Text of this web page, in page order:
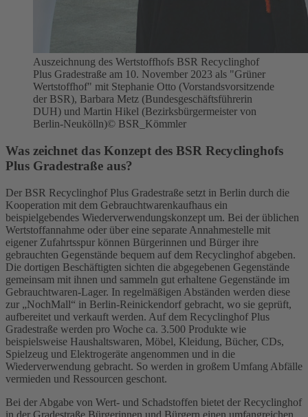
Auszeichnung des Wertstoffhofs BSR Recyclinghof
Plus Gradestraße am 10. November 2023 als "Grüner
Wertstoffhof" mit Stephanie Otto (Vorstandsvorsitzende
der BSR), Barbara Metz (Bundesgeschäftsführerin
DUH) und Martin Hikel (Bezirksbürgermeister von
Berlin-Neukölln)© BSR_Kömmler
Was zeichnet das Konzept des BSR Recyclinghofs
Plus Gradestraße aus?
Der BSR Recyclinghof Plus Gradestraße setzt in Berlin durch die
Kooperation mit dem Gebrauchtwarenkaufhaus ein
beispielgebendes Wiederverwendungskonzept um. Bei der üblichen
Wertstoffannahme oder über eine separate Annahmestelle mit
eigener Zufahrtsspur können Bürgerinnen und Bürger ihre
gebrauchten Gegenstände bequem auf dem Recyclinghof abgeben.
Die dortigen Beschäftigten sichten die abgegebenen Gegenstände
gemeinsam mit ihnen und sammeln gut erhaltene Gegenstände im
Gebrauchtwaren-Lager. In regelmäßigen Abständen werden diese
zur „NochMall“ in Berlin-Reinickendorf gebracht, wo sie geprüft,
aufbereitet und verkauft werden. Auf dem Recyclinghof Plus
Gradestraße werden pro Woche ca. 3.500 Produkte wie
beispielsweise Haushaltswaren, Möbel, Kleidung, Bücher, CDs,
Spielzeug und Elektrogeräte angenommen und in die
Wiederverwendung gebracht. So werden in großem Umfang Abfälle
vermieden und Ressourcen geschont.
Bei der Abgabe von Wert- und Schadstoffen bietet der Recyclinghof
in der Gradestraße Bürgerinnen und Bürgern einen umfangreichen